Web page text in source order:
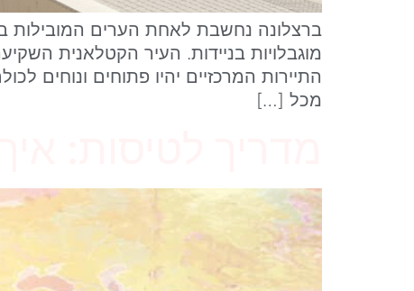
ברצלונה נחשבת לאחת הערים המובילות
מוגבלויות בניידות. העיר הקטלאנית
התיירות המרכזיים יהיו פתוחים ונוחים
מכל […]